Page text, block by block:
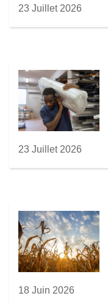
23 Juillet 2026
23 Juillet 2026
18 Juin 2026